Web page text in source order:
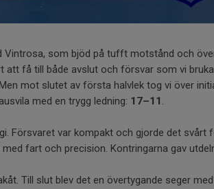
Vintrosa, som bjöd på tufft motstånd och
att få till både avslut och försvar som vi
mot slutet av första halvlek tog vi över
med en trygg ledning: 17–11 .
Försvaret var kompakt och gjorde det
fart och precision. Kontringarna gav
Till slut blev det en övertygande seger